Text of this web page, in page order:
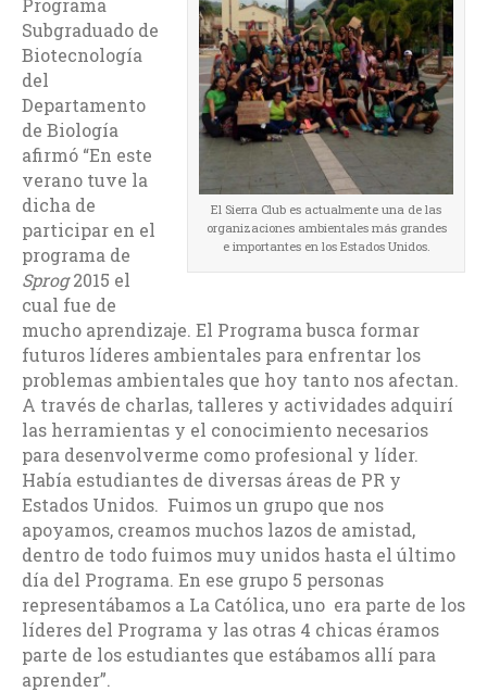
El Sierra Club es actualmente una de las
organizaciones ambientales más grandes
e importantes en los Estados Unidos.
Subgraduado de
Biotecnología
del
Departamento
de Biología
afirmó “En este
verano tuve la
dicha de
participar en el
programa de
Sprog2015 el
cual fue de
mucho aprendizaje. El Programa busca formar
futuros líderes ambientales para enfrentar los
problemas ambientales que hoy tanto nos afectan.
A través de charlas, talleres y actividades adquirí
las herramientas y el conocimiento necesarios
para desenvolverme como profesional y líder.
Había estudiantes de diversas áreas de PR y
Estados Unidos. Fuimos un grupo que nos
apoyamos, creamos muchos lazos de amistad,
dentro de todo fuimos muy unidos hasta el último
día del Programa. En ese grupo 5 personas
representábamos a La Católica, uno era parte de los
líderes del Programa y las otras 4 chicas éramos
parte de los estudiantes que estábamos allí para
aprender”.